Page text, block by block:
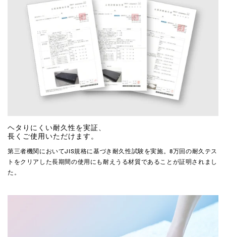
ヘタりにくい耐久性を実証、
長くご使用いただけます。
第三者機関においてJIS規格に基づき耐久性試験を実施。8万回の耐久テス
トをクリアした長期間の使用にも耐えうる材質であることが証明されまし
た。